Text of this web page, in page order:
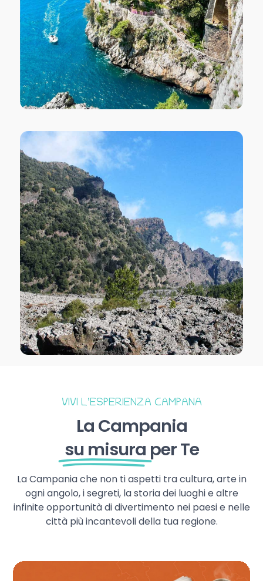
VIVI L’ESPERIENZA CAMPANA
La Campania
su misura per Te
La Campania che non ti aspetti tra cultura, arte in
ogni angolo, i segreti, la storia dei luoghi e altre
infinite opportunità di divertimento nei paesi e nelle
città più incantevoli della tua regione.